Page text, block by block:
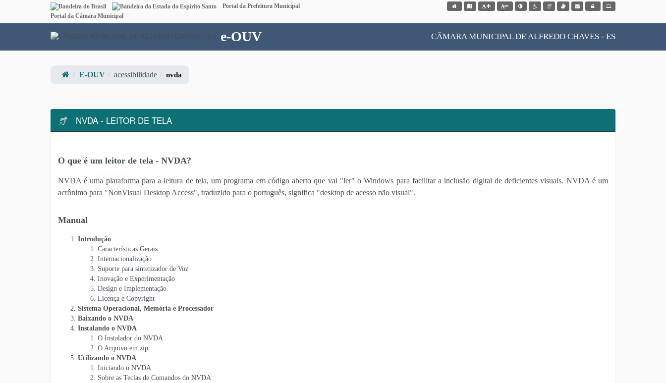
Link externo para Portal Brasil Link externo para Portal do Governo do Estado do Espírito Santo
Portal da Prefeitura Municipal
Portal da Câmara Municipal
Acessar página inicial do site
Acessar o mapa do site
Ação para aumentar tamanho da fonte do site
Ação para diminuir tamanho da fonte do site
Ação para aplicar auto contraste no site
Acessar página sobre acessibilidade do site
Acessar página sobre NVDA - Leitor de Tela
Acessar página sobre VLibras - Tradutor de Libras
Acessar Webmail
Acessar Intranet
e-OUV CÂMARA MUNICIPAL DE ALFREDO CHAVES - ES
E-OUV acessibilidade nvda
NVDA - LEITOR DE TELA
O que é um leitor de tela - NVDA?
NVDA é uma plataforma para a leitura de tela, um programa em código aberto que vai "ler" o Windows para facilitar a inclusão digital de deficientes visuais. NVDA é um
acrônimo para "NonVisual Desktop Access", traduzido para o português, significa "desktop de acesso não visual".
Manual
Introdução
Características Gerais
Internacionalização
Suporte para sintetizador de Voz
Inovação e Experimentação
Design e Implementação
Licença e Copyright
Sistema Operacional, Memória e Processador
Baixando o NVDA
Instalando o NVDA
O Instalador do NVDA
O Arquivo em zip
Utilizando o NVDA
Iniciando o NVDA
Sobre as Teclas de Comandos do NVDA